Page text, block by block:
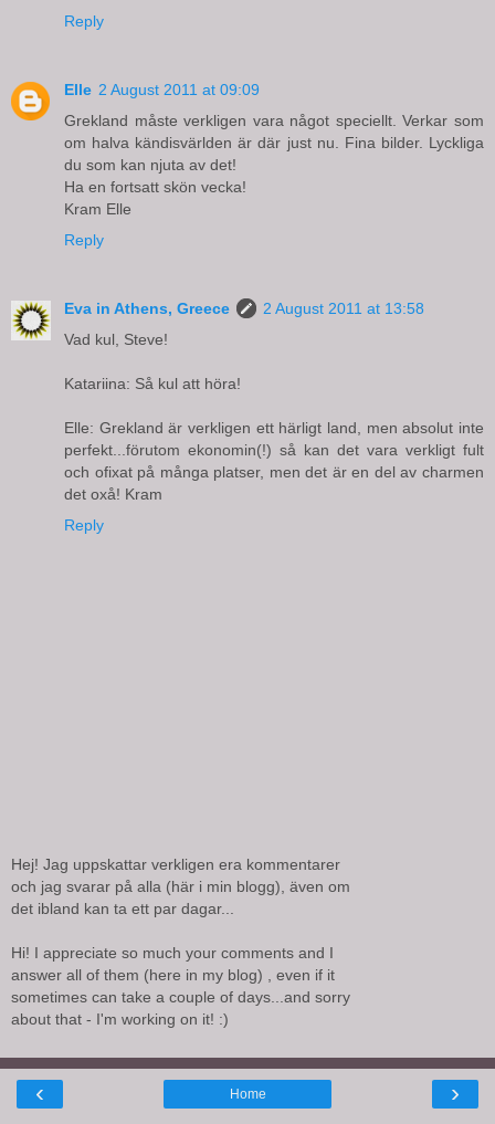
Reply
Elle 2 August 2011 at 09:09
Grekland måste verkligen vara något speciellt. Verkar som
om halva kändisvärlden är där just nu. Fina bilder. Lyckliga
du som kan njuta av det!
Ha en fortsatt skön vecka!
Kram Elle
Reply
Eva in Athens, Greece
2 August 2011 at 13:58
Vad kul, Steve!
Katariina: Så kul att höra!
Elle: Grekland är verkligen ett härligt land, men absolut inte
perfekt...förutom ekonomin(!) så kan det vara verkligt fult
och ofixat på många platser, men det är en del av charmen
det oxå! Kram
Reply
Hej! Jag uppskattar verkligen era kommentarer
och jag svarar på alla (här i min blogg), även om
det ibland kan ta ett par dagar...
Hi! I appreciate so much your comments and I
answer all of them (here in my blog) , even if it
sometimes can take a couple of days...and sorry
about that - I'm working on it! :)
‹ ›
Home